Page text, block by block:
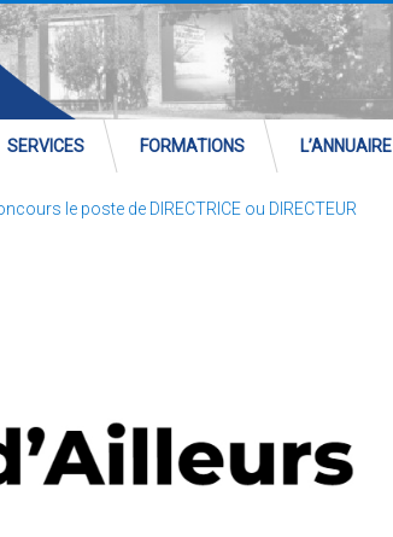
SERVICES FORMATIONS L’ANNUAIRE
le poste de DIRECTRICE ou DIRECTEUR